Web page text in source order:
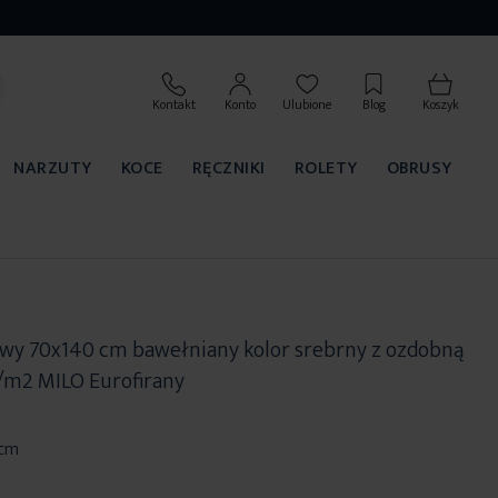
Kontakt Konto Ulubione Blog Koszyk
NARZUTY KOCE RĘCZNIKI ROLETY OBRUSY
70x140 cm bawełniany kolor srebrny z ozdobną
MILO Eurofirany